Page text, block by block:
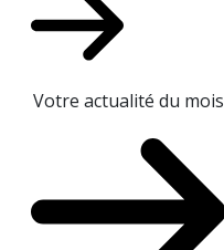
Votre actualité du mois